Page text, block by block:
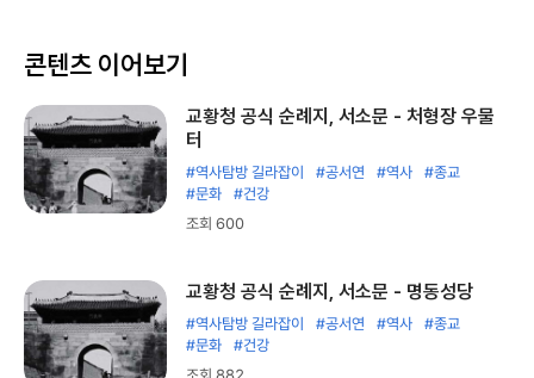
콘텐츠 이어보기
교황청 공식 순례지, 서소문 - 처형장 우물
터
#역사탐방 길라잡이 #공서연 #역사
#종교
#문화
#건강
조회 600
교황청 공식 순례지, 서소문 - 명동성당
#역사탐방 길라잡이 #공서연 #역사
#종교
#문화
#건강